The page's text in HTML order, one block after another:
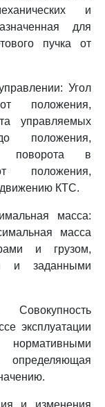
и
для
пучка от
Угол
положения,
управляемых
положения,
поворота в
положения,
движению КТС.
масса:
масса
и грузом,
и заданными
эксплуатации
и изменения